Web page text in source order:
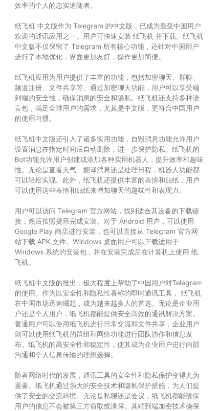
效率的个人的忠实追随者。
纸飞机 中文版作为 Telegram 的中文版，已成为最受中国用户
欢迎的通讯应用之一。用户可快速安装 纸飞机 并下载。纸飞机
中文版不仅保留了 Telegram 所有核心功能，还针对中国用户
进行了本地优化，界面更加友好，操作更加简便。
纸飞机应用为用户提供了丰富的功能，包括加密聊天、群聊、
频道注册、文件共享等。通过加密聊天功能，用户可以享受端
到端的安全性，确保消息的安全和隐私。纸飞机还支持多种语
言包，满足全球用户的需求，尤其是中文版，更符合中国用户
的使用习惯。
纸飞机中文版还引入了诸多实用功能，自毁消息功能允许用户
设置消息在指定时间后自动删除，进一步保护隐私。纸飞机的
Bot功能允许用户创建或添加各种实用机器人，提升效率和趣味
性。无论是查看天气、翻译消息还是处理日程，机器人功能都
可以轻松实现。此外，纸飞机还提供丰富的表情和贴纸，用户
可以使用这些表情和贴纸来增加聊天的趣味性和表现力。
用户可以访问 Telegram 官方网站，找到适合其设备的下载链
接，然后按照提示完成安装。对于 Android 用户，可以使用
Google Play 商店进行安装，也可以直接从 Telegram 官方网
站下载 APK 文件。Windows 桌面用户可以下载适用于
Windows 系统的安装包，并在安装完成后在计算机上使用 纸
飞机。
纸飞机中文版的推出，极大程度上帮助了中国用户对Telegram
的使用。作为以安全性和隐私性著称的即时通讯工具， 纸飞机
在中国市场迅速崛起，成为越来越多人的首选。无论是企业用
户还是个人用户，纸飞机都能提供安全高效的通讯解决方案。
普通用户可以使用纸飞机进行日常交流和文件共享，企业用户
则可以使用纸飞机的群组和网络功能进行团队协作和信息发
布。纸飞机的高安全性和稳定性，使其成为企业用户进行内部
沟通和个人信息传输的理想选择。
随着网络时代的发展，通讯工具的安全性和隐私保护变得尤为
重要。纸飞机通过强大的安全技术和隐私保护措施，为人们提
供了安全的交流环境。无论是私聊还是会议，纸飞机都能确保
用户的信息不会被第三方窃取或泄露。其端到端加密技术确保